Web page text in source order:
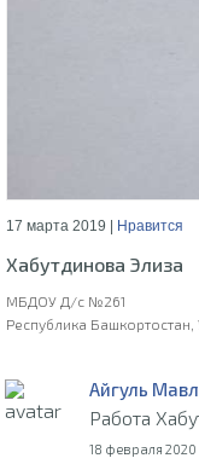
17 марта 2019 | Нравится
Хабутдинова Элиза
МБДОУ Д/с №261
Республика Башкортостан,
Айгуль
Работа
18 февраля 2020